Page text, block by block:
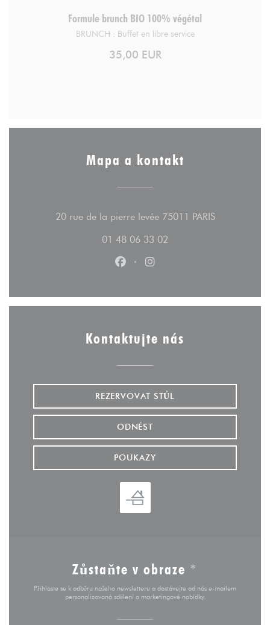
Formule brunch BIO 100% végétal
BRUNCH : Buffet en libre service
35,00 EUR
Mapa a kontakt
20 rue de la pierre levée 75011 PARIS((otevře se v
01 48 06 33 02
Facebook ((otevře se v novém
Instagram ((otevře se v
Kontaktujte nás
REZERVOVAT STŮL
ODNÉST
POUKAZY
Zůstaňte v obraze *
Přihlaste se k odběru našeho newsletteru a dostávejte od nás e-mailem
personalizovaná sdělení a marketingové nabídky.